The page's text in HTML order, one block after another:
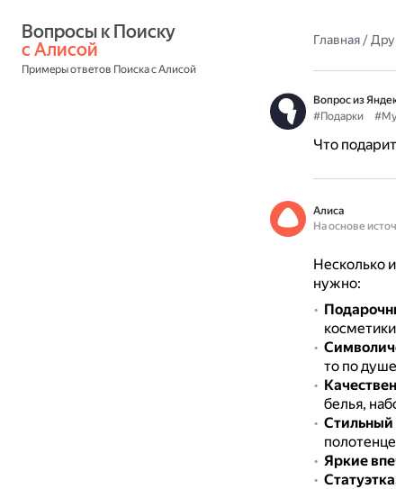
с Алисой
Примеры ответов Поиска с Алисой
Главная/
Вопрос из
#Подарки
Что
Алиса
На основе
Несколько
нужно:
то по
белья,
Стильный
Яркие